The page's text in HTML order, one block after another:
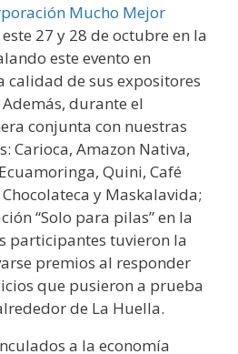
Mucho Mejor
27 y 28 de octubre en la
este evento en
calidad de sus expositores
durante el
conjunta con nuestras
Carioca, Amazon Nativa,
Quini, Café
y Maskalavida;
“Solo para pilas” en la
participantes tuvieron la
premios al responder
que pusieron a prueba
de La Huella.
a la economía